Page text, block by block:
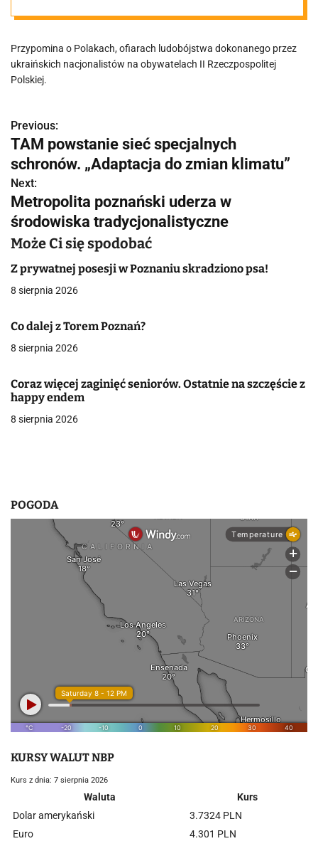
Poznaniu
Przypomina o Polakach, ofiarach ludobójstwa dokonanego przez
ukraińskich nacjonalistów na obywatelach II Rzeczpospolitej
Polskiej.
N
a
w
i
g
a
c
j
a
p
i
Previous:
TAM powstanie sieć specjalnych
schronów. „Adaptacja do zmian klimatu”
Next:
Metropolita poznański uderza w
środowiska tradycjonalistyczne
Może Ci się spodobać
Z prywatnej posesji w Poznaniu skradziono psa!
8 sierpnia 2026
Co dalej z Torem Poznań?
8 sierpnia 2026
Coraz więcej zaginięć seniorów. Ostatnie na szczęście z
happy endem
8 sierpnia 2026
POGODA
KURSY WALUT NBP
Kurs z dnia: 7 sierpnia 2026
Waluta
Kurs
Dolar amerykański
3.7324 PLN
Euro
4.301 PLN